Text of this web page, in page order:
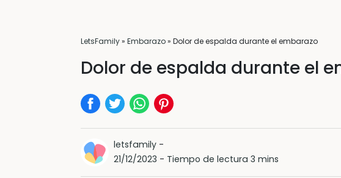
LetsFamily» Embarazo» Dolor de espalda durante el embarazo
Dolor de espalda durante el
letsfamily -
21/12/2023 - Tiempo de lectura 3 mins